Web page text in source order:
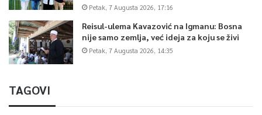
Petak, 7 Augusta 2026, 17:16
Reisul-ulema Kavazović na Igmanu: Bosna
nije samo zemlja, već ideja za koju se živi
Petak, 7 Augusta 2026, 14:35
TAGOVI